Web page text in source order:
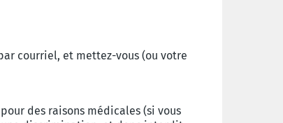
courriel, et mettez-vous (ou votre
des raisons médicales (si vous